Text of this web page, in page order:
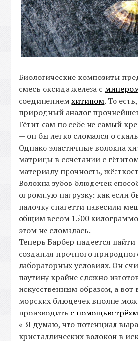
-
Биологические композиты
смесь оксида железа с
соединениемхитином. То
природный аналог
Гётит сам по себе не самый
— он бы легко сломался о
Однако эластичные волокна
матрицы в сочетании с
материалу прочность,
Волокна зубов блюдечек
огромную нагрузку: как если
палочку спагетти навесили
общим весом 1500
этом не сломалась.
Теперь Барбер надеется
создания прочного
лабораторных условиях. Он
паутину крайне сложно
искусственным образом, а вот
морских блюдечек вполне
производить с помощью
«-Я думаю, что потенциал
кристаллических волокон в